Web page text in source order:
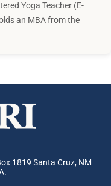
Yoga Teacher (E-
an MBA from the
1819 Santa Cruz, NM